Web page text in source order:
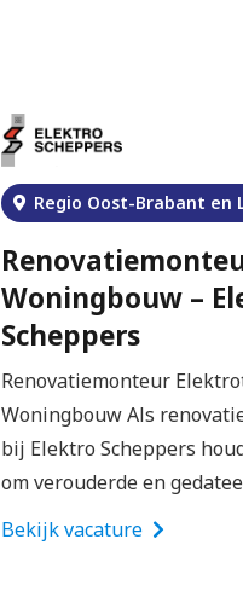
Regio Oost-Brabant en
Woningbouw –
Scheppers
Renovatiemonteur
Woningbouw Als
bij Elektro Scheppers
om verouderde en
Bekijk vacature